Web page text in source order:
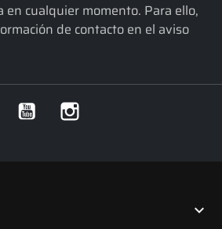
en cualquier momento. Para ello,
de contacto en el aviso
YouTube
